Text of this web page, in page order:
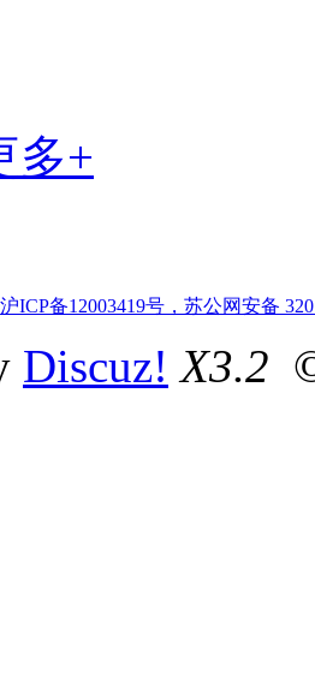
多+
沪ICP备12003419号，苏公网安备
Discuz! X3.2